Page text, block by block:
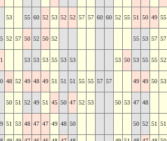
53 55 60 52 53 52 52 57 57 60 60 52 55 51 50 49 55
52 57 50 52 50 52 55 53 57 57
53 53 53 55 53 53 53 50 53 55 55 52
48 52 49 48 49 51 51 51 55 55 57 57 49 49 50 53
50 51 52 49 51 45 50 47 52 53 50 53 47 48
51 53 48 47 47 49 48 50 50 52 51 51